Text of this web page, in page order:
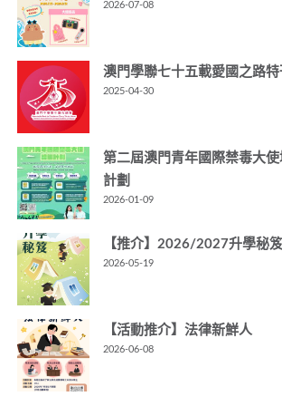
2026-07-08
澳門學聯七十五載愛國之路特
2025-04-30
第二屆澳門青年國際禁毒大使
計劃
2026-01-09
【推介】2026/2027升學秘笈
2026-05-19
【活動推介】法律新鮮人
2026-06-08